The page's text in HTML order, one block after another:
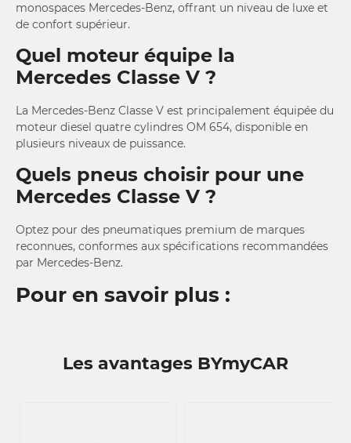
monospaces Mercedes-Benz, offrant un niveau de luxe et
de confort supérieur.
Quel moteur équipe la
Mercedes Classe V ?
La Mercedes-Benz Classe V est principalement équipée du
moteur diesel quatre cylindres OM 654, disponible en
plusieurs niveaux de puissance.
Quels pneus choisir pour une
Mercedes Classe V ?
Optez pour des pneumatiques premium de marques
reconnues, conformes aux spécifications recommandées
par Mercedes-Benz.
Pour en savoir plus :
Les avantages BYmyCAR